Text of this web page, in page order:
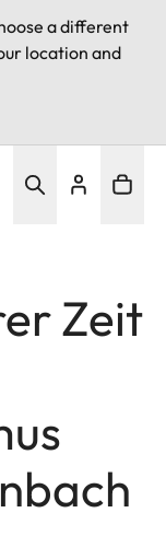
a different
location and
Zeit